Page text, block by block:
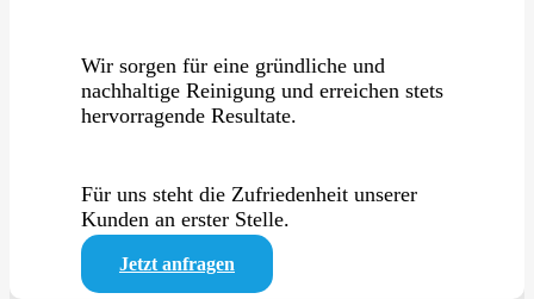
Wir sorgen für eine gründliche und
nachhaltige Reinigung und erreichen stets
hervorragende Resultate.
Für uns steht die Zufriedenheit unserer
Kunden an erster Stelle.
Jetzt anfragen